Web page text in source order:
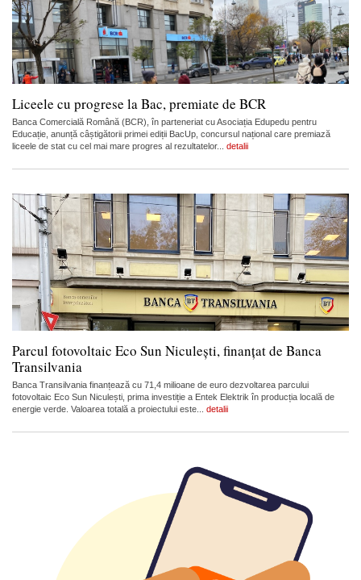
Liceele cu progrese la Bac, premiate de BCR
Banca Comercială Română (BCR), în parteneriat cu Asociația Edupedu pentru
Educație, anunță câștigătorii primei ediții BacUp, concursul național care premiază
liceele de stat cu cel mai mare progres al rezultatelor... detalii
Parcul fotovoltaic Eco Sun Niculești, finanțat de Banca
Transilvania
Banca Transilvania finanțează cu 71,4 milioane de euro dezvoltarea parcului
fotovoltaic Eco Sun Niculești, prima investiție a Entek Elektrik în producția locală de
energie verde. Valoarea totală a proiectului este... detalii